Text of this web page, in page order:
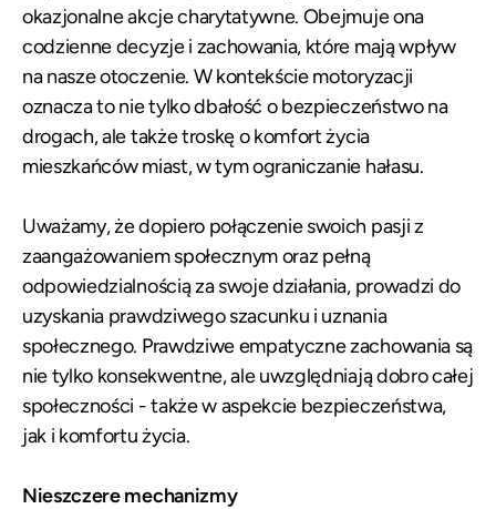
okazjonalne akcje charytatywne. Obejmuje ona
codzienne decyzje i zachowania, które mają wpływ
na nasze otoczenie. W kontekście motoryzacji
oznacza to nie tylko dbałość o bezpieczeństwo na
drogach, ale także troskę o komfort życia
mieszkańców miast, w tym ograniczanie hałasu.
Uważamy, że dopiero połączenie swoich pasji z
zaangażowaniem społecznym oraz pełną
odpowiedzialnością za swoje działania, prowadzi do
uzyskania prawdziwego szacunku i uznania
społecznego. Prawdziwe empatyczne zachowania są
nie tylko konsekwentne, ale uwzględniają dobro całej
społeczności - także w aspekcie bezpieczeństwa,
jak i komfortu życia.
Nieszczere mechanizmy